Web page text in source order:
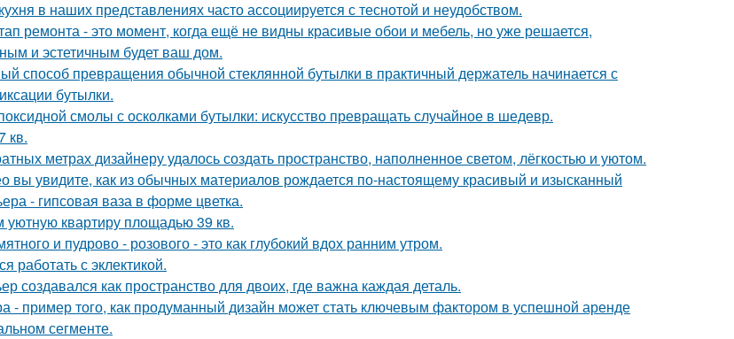
в наших представлениях часто ассоциируется с теснотой и неудобством.
ремонта - это момент, когда ещё не видны красивые обои и мебель, но уже решается,
и эстетичным будет ваш дом.
способ превращения обычной стеклянной бутылки в практичный держатель начинается с
бутылки.
смолы с осколками бутылки: искусство превращать случайное в шедевр.
кв.
метрах дизайнеру удалось создать пространство, наполненное светом, лёгкостью и уютом.
вы увидите, как из обычных материалов рождается по-настоящему красивый и изысканный
- гипсовая ваза в форме цветка.
квартиру площадью 39 кв.
и пудрово - розового - это как глубокий вдох ранним утром.
работать с эклектикой.
создавался как пространство для двоих, где важна каждая деталь.
- пример того, как продуманный дизайн может стать ключевым фактором в успешной аренде
сегменте.